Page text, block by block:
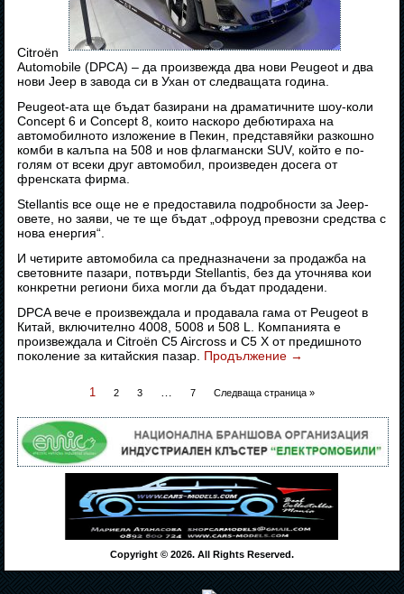
Citroën
Automobile (DPCA) – да произвежда два нови Peugeot и два
нови Jeep в завода си в Ухан от следващата година.
Peugeot-ата ще бъдат базирани на драматичните шоу-коли
Concept 6 и Concept 8, които наскоро дебютираха на
автомобилното изложение в Пекин, представяйки разкошно
комби в калъпа на 508 и нов флагмански SUV, който е по-
голям от всеки друг автомобил, произведен досега от
френската фирма.
Stellantis все още не е предоставила подробности за Jeep-
овете, но заяви, че те ще бъдат „офроуд превозни средства с
нова енергия“.
И четирите автомобила са предназначени за продажба на
световните пазари, потвърди Stellantis, без да уточнява кои
конкретни региони биха могли да бъдат продадени.
DPCA вече е произвеждала и продавала гама от Peugeot в
Китай, включително 4008, 5008 и 508 L. Компанията е
произвеждала и Citroën C5 Aircross и C5 X от предишното
поколение за китайския пазар. Продължение →
1 2 3 … 7 Следваща страница »
Copyright © 2026. All Rights Reserved.